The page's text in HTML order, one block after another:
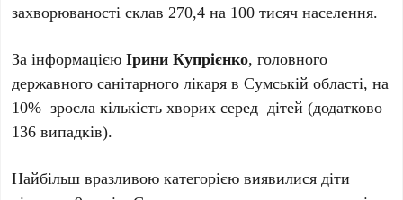
захворюваності склав 270,4 на 100 тисяч населення.
За інформацієюІрини Купрієнко, головного
державного санітарного лікаря в Сумській області, на
10% зросла кількість хворих серед дітей (додатково
136 випадків).
Найбільш вразливою категорією виявилися діти